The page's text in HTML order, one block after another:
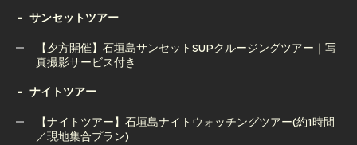
窟＆ウミガメツアー｜人気の2大スポット制覇
石垣島ボートチャーター完全貸切コース（半日or1日）
サンセットツアー
【夕方開催】石垣島サンセットSUPクルージングツアー｜写
真撮影サービス付き
【夕方開催】石垣島サンセットSUPクルージングツアー｜写
ナイトツアー
【ナイトツアー】石垣島ナイトウォッチングツアー(約1時間
／現地集合プラン)